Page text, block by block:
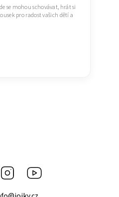
se mohou schovávat, hrát si
pro radost vašich dětí a
Instagram